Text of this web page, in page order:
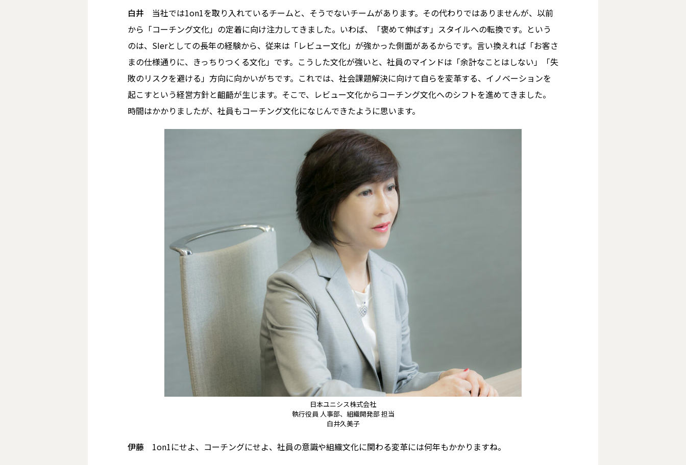
白井 当社では1on1を取り入れているチームと、そうでないチームがあります。その代わりではありませんが、以前
から「コーチング文化」の定着に向け注力してきました。いわば、「褒めて伸ばす」スタイルへの転換です。という
のは、SIerとしての長年の経験から、従来は「レビュー文化」が強かった側面があるからです。言い換えれば「お客さ
まの仕様通りに、きっちりつくる文化」です。こうした文化が強いと、社員のマインドは「余計なことはしない」「失
敗のリスクを避ける」方向に向かいがちです。これでは、社会課題解決に向けて自らを変革する、イノベーションを
起こすという経営方針と齟齬が生じます。そこで、レビュー文化からコーチング文化へのシフトを進めてきました。
時間はかかりましたが、社員もコーチング文化になじんできたように思います。
日本ユニシス株式会社
執行役員 人事部、組織開発部 担当
白井久美子
伊藤 1on1にせよ、コーチングにせよ、社員の意識や組織文化に関わる変革には何年もかかりますね。